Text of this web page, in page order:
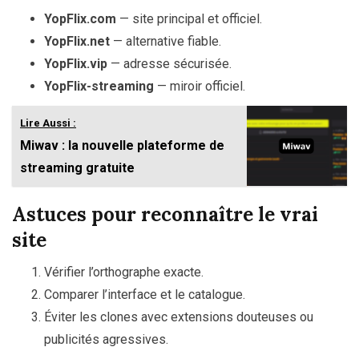
YopFlix.com — site principal et officiel.
YopFlix.net — alternative fiable.
YopFlix.vip — adresse sécurisée.
YopFlix-streaming — miroir officiel.
Lire Aussi :
Miwav : la nouvelle plateforme de
streaming gratuite
Astuces pour reconnaître le vrai
site
Vérifier l’orthographe exacte.
Comparer l’interface et le catalogue.
Éviter les clones avec extensions douteuses ou
publicités agressives.